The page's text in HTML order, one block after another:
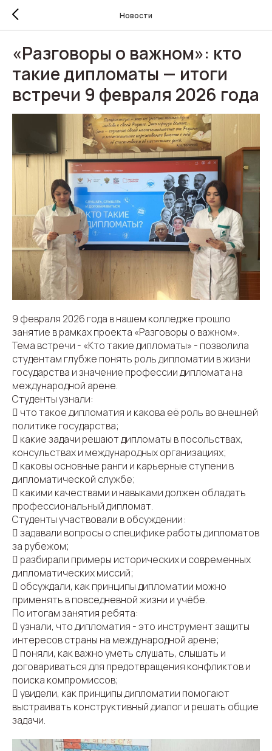
Новости
«Разговоры о важном»: кто
такие дипломаты — итоги
встречи 9 февраля 2026 года
9 февраля 2026 года в нашем колледже прошло
занятие в рамках проекта «Разговоры о важном».
Тема встречи - «Кто такие дипломаты» - позволила
студентам глубже понять роль дипломатии в жизни
государства и значение профессии дипломата на
международной арене.
Студенты узнали:
 что такое дипломатия и какова её роль во внешней
политике государства;
 какие задачи решают дипломаты в посольствах,
консульствах и международных организациях;
 каковы основные ранги и карьерные ступени в
дипломатической службе;
 какими качествами и навыками должен обладать
профессиональный дипломат.
Студенты участвовали в обсуждении:
 задавали вопросы о специфике работы дипломатов
за рубежом;
 разбирали примеры исторических и современных
дипломатических миссий;
 обсуждали, как принципы дипломатии можно
применять в повседневной жизни и учёбе.
По итогам занятия ребята:
 узнали, что дипломатия - это инструмент защиты
интересов страны на международной арене;
 поняли, как важно уметь слушать, слышать и
договариваться для предотвращения конфликтов и
поиска компромиссов;
 увидели, как принципы дипломатии помогают
выстраивать конструктивный диалог и решать общие
задачи.